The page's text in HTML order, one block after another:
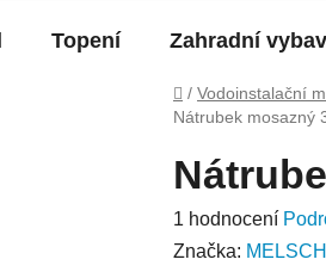
Topení Zahradní
Domů
/ Vodoinstalační
Nátrubek mosazný
Průměrné
hodnocení
1 hodnocení
Značka: